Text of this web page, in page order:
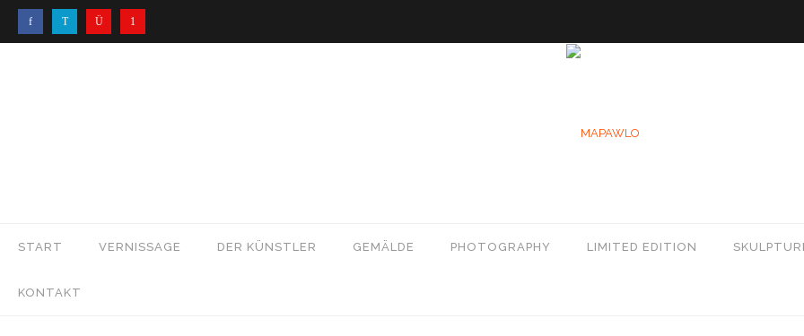
START VERNISSAGE DER KÜNSTLER GEMÄLDE PHOTOGRAPHY LIMITED EDITION
KONTAKT